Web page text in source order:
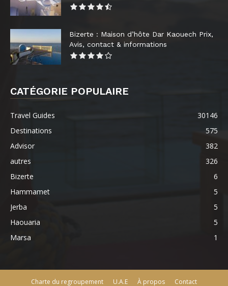
Bizerte : Maison d’hôte Dar Kaouech Prix,
Avis, contact & informations
CATÉGORIE POPULAIRE
Travel Guides
30146
Destinations
575
Advisor
382
autres
326
Bizerte
6
Hammamet
5
Jerba
5
Haouaria
5
Marsa
1
Charte du regroupement U.A.E À propos Contact